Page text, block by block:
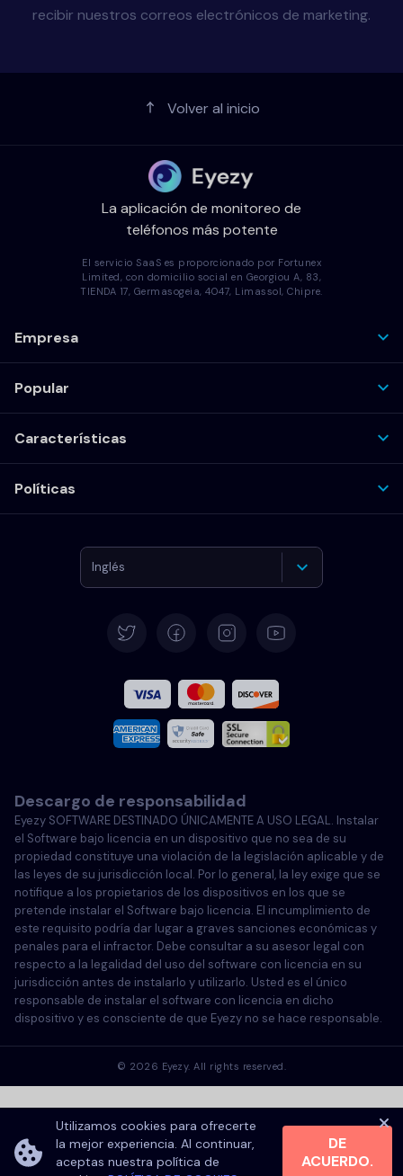
recibir nuestros correos electrónicos de marketing.
Volver al inicio
Utilizamos cookies para ofrecerte
la mejor experiencia. Al continuar,
aceptas nuestra política de
DE
ACUERDO.
La aplicación de monitoreo de
teléfonos más potente
El servicio SaaS es proporcionado por Fortunex
Limited, con domicilio social en Georgiou A, 83,
TIENDA 17, Germasogeia, 4047, Limassol, Chipre.
Empresa
Popular
Características
Políticas
Inglés
Francés
Italiano
Portugués
Türkçe
Polski
Descargo de responsabilidad
Eyezy SOFTWARE DESTINADO ÚNICAMENTE A USO LEGAL. Instalar
el Software bajo licencia en un dispositivo que no sea de su
propiedad constituye una violación de la legislación aplicable y de
las leyes de su jurisdicción local. Por lo general, la ley exige que se
notifique a los propietarios de los dispositivos en los que se
pretende instalar el Software bajo licencia. El incumplimiento de
este requisito podría dar lugar a graves sanciones económicas y
penales para el infractor. Debe consultar a su asesor legal con
respecto a la legalidad del uso del software con licencia en su
jurisdicción antes de instalarlo y utilizarlo. Usted es el único
responsable de instalar el software con licencia en dicho
dispositivo y es consciente de que Eyezy no se hace responsable.
© 2026 Eyezy. All rights reserved.